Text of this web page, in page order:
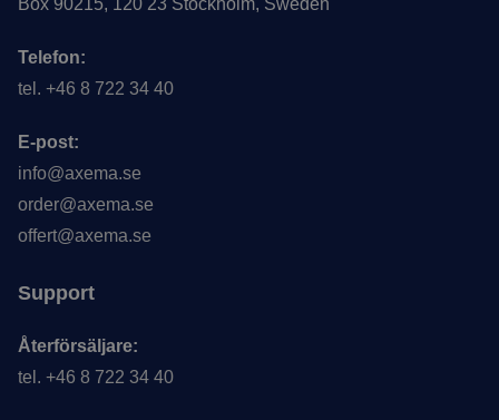
Box 90215, 120 23 Stockholm, Sweden
Telefon:
tel. +46 8 722 34 40
E-post:
info@axema.se
order@axema.se
offert@axema.se
Support
Återförsäljare:
tel. +46 8 722 34 40